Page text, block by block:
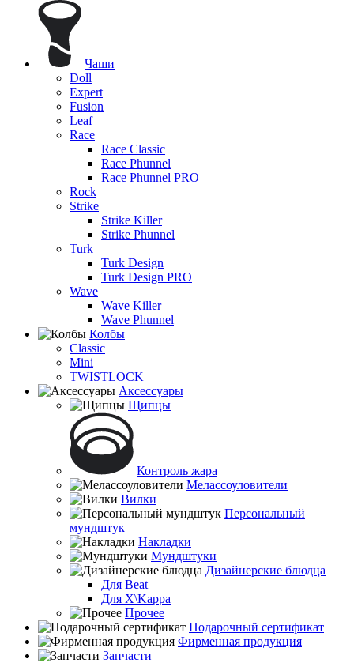
Чаши
Doll
Expert
Fusion
Leaf
Race
Race Classic
Race Phunnel
Race Phunnel PRO
Rock
Strike
Strike Killer
Strike Phunnel
Turk
Turk Design
Turk Design PRO
Wave
Wave Killer
Wave Phunnel
Колбы
Classic
Mini
TWISTLOCK
Аксессуары
Щипцы
Контроль жара
Мелассоуловители
Вилки
Персональный
мундштук
Накладки
Мундштуки
Дизайнерские блюдца
Для Beat
Для X\Kappa
Прочее
Подарочный сертификат
Фирменная продукция
Запчасти